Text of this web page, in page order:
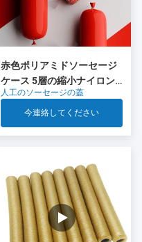
赤色ポリアミドソーセージ
ケース 5層の縮小ナイロン
ケース Co 排出 肉ソーセー
ジパッケージ
人工のソーセージの蓋
今連絡してください